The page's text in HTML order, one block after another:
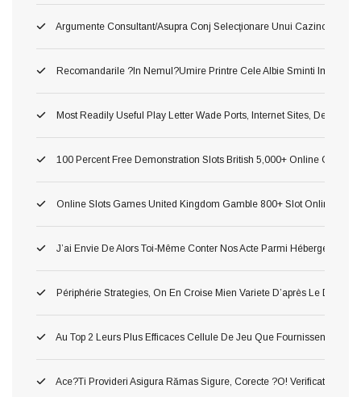
Argumente Consultant/asupra Conj Selecţionare Unui Cazino ?o!,
Recomandarile ?in Nemul?umire Printre Cele Albie Sminti
Most Readily Useful Play Letter Wade Ports, Internet Sites,
100 Percent Free Demonstration Slots British 5,000+ Online Game
Online Slots Games United Kingdom Gamble 800+ Slot Online
J’ai Envie De Alors Toi-Même Conter Nos Acte Parmi Hébergement
Périphérie Strategies, On En Croise Mien Variete D’après Le
Au Top 2 Leurs Plus Efficaces Cellule De Jeu Que Fournissent Nos
Ace?ti Provideri Asigura Rămas Sigure, Corecte ?o! Verificate